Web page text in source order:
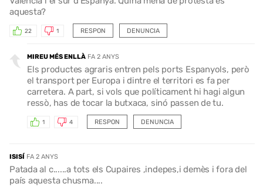
aquesta?
RESPON
22 1 DENUNCIA
MIREU MÉS ENLLÀ FA 2 ANYS
Els productes agraris entren pels ports Espanyols, però
el transport per Europa i dintre el territori es fa per
carretera. A part, si vols que políticament hi hagi algun
ressò, has de tocar la butxaca, sinó passen de tu.
RESPON
1 4 DENUNCIA
ISISÍ FA 2 ANYS
Patada al c......a tots els Cupaires ,indepes,i demès i fora del
país aquesta chusma....